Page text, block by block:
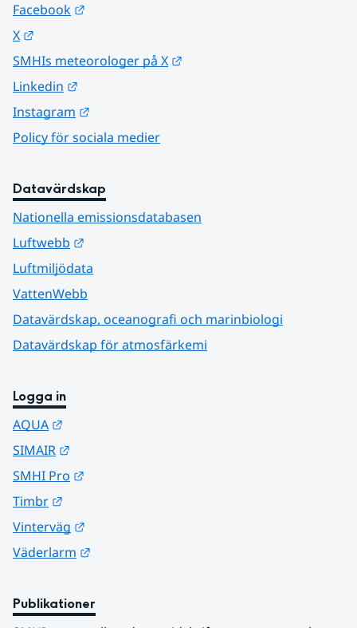
Facebook
X
SMHIs meteorologer på X
Linkedin
Instagram
Policy för sociala medier
Datavärdskap
Nationella emissionsdatabasen
Luftwebb
Luftmiljödata
VattenWebb
Datavärdskap, oceanografi och marinbiologi
Datavärdskap för atmosfärkemi
Logga in
AQUA
SIMAIR
SMHI Pro
Timbr
Vinterväg
Väderlarm
Publikationer